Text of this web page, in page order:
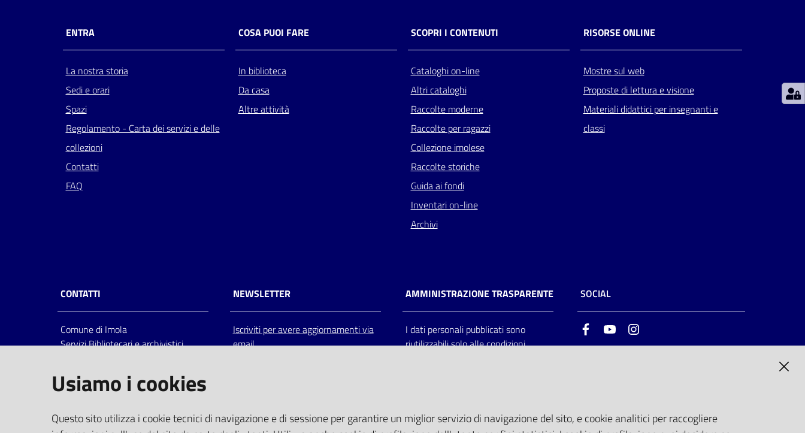
ENTRA
La nostra storia
Sedi e orari
Spazi
Regolamento - Carta dei servizi e delle
collezioni
Contatti
FAQ
COSA PUOI FARE
In biblioteca
Da casa
Altre attività
SCOPRI I CONTENUTI
Cataloghi on-line
Altri cataloghi
Raccolte moderne
Raccolte per ragazzi
Collezione imolese
Raccolte storiche
Guida ai fondi
Inventari on-line
Archivi
RISORSE ONLINE
Mostre sul web
Proposte di lettura e visione
Materiali didattici per insegnanti e
classi
CONTATTI
Comune di Imola
Servizi Bibliotecari e archivistici
Italia
centralino: tel 0542.6026.36 fax
bim@comune.imola.bo.it
PEC
NEWSLETTER
Iscriviti per avere aggiornamenti via
email
AMMINISTRAZIONE TRASPARENTE
I dati personali pubblicati sono
riutilizzabili solo alle condizioni
SOCIAL
FacebookYoutube
Usiamo i cookies
Questo sito utilizza i cookie tecnici di navigazione e di sessione per garantire un miglior servizio di navigazione del sito, e cookie analitici per raccogliere